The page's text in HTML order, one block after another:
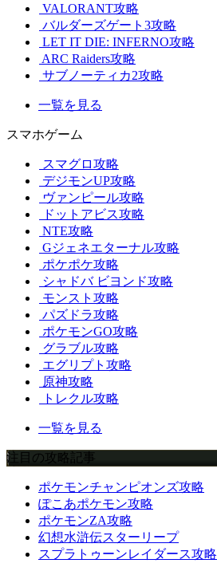
VALORANT攻略
バルダーズゲート3攻略
LET IT DIE: INFERNO攻略
ARC Raiders攻略
サブノーティカ2攻略
一覧を見る
スマホゲーム
スマグロ攻略
デジモンUP攻略
ヴァンピール攻略
ドットアビス攻略
NTE攻略
Gジェネエターナル攻略
ポケポケ攻略
シャドバ ビヨンド攻略
モンスト攻略
パズドラ攻略
ポケモンGO攻略
グラブル攻略
エグリプト攻略
原神攻略
トレクル攻略
一覧を見る
注目の攻略記事
ポケモンチャンピオンズ攻略
ぽこあポケモン攻略
ポケモンZA攻略
幻想水滸伝スターリープ
スプラトゥーンレイダース攻略